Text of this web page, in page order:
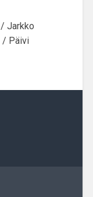
Jarkko
/ Päivi